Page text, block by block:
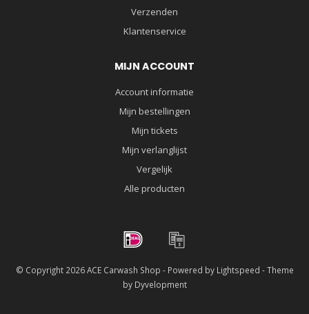
Verzenden
Klantenservice
MIJN ACCOUNT
Account informatie
Mijn bestellingen
Mijn tickets
Mijn verlanglijst
Vergelijk
Alle producten
© Copyright 2026 ACE Carwash Shop - Powered by Lightspeed - Theme
by Dyvelopment